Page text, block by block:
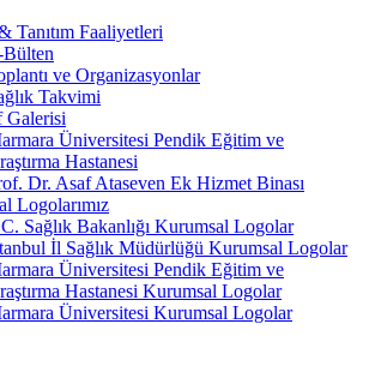
Tanıtım Faaliyetleri
ve Organizasyonlar
Takvimi
Galerisi
Üniversitesi Pendik Eğitim ve
Hastanesi
Dr. Asaf Ataseven Ek Hizmet Binası
Logolarımız
Sağlık Bakanlığı Kurumsal Logolar
İl Sağlık Müdürlüğü Kurumsal Logolar
Üniversitesi Pendik Eğitim ve
Hastanesi Kurumsal Logolar
Üniversitesi Kurumsal Logolar